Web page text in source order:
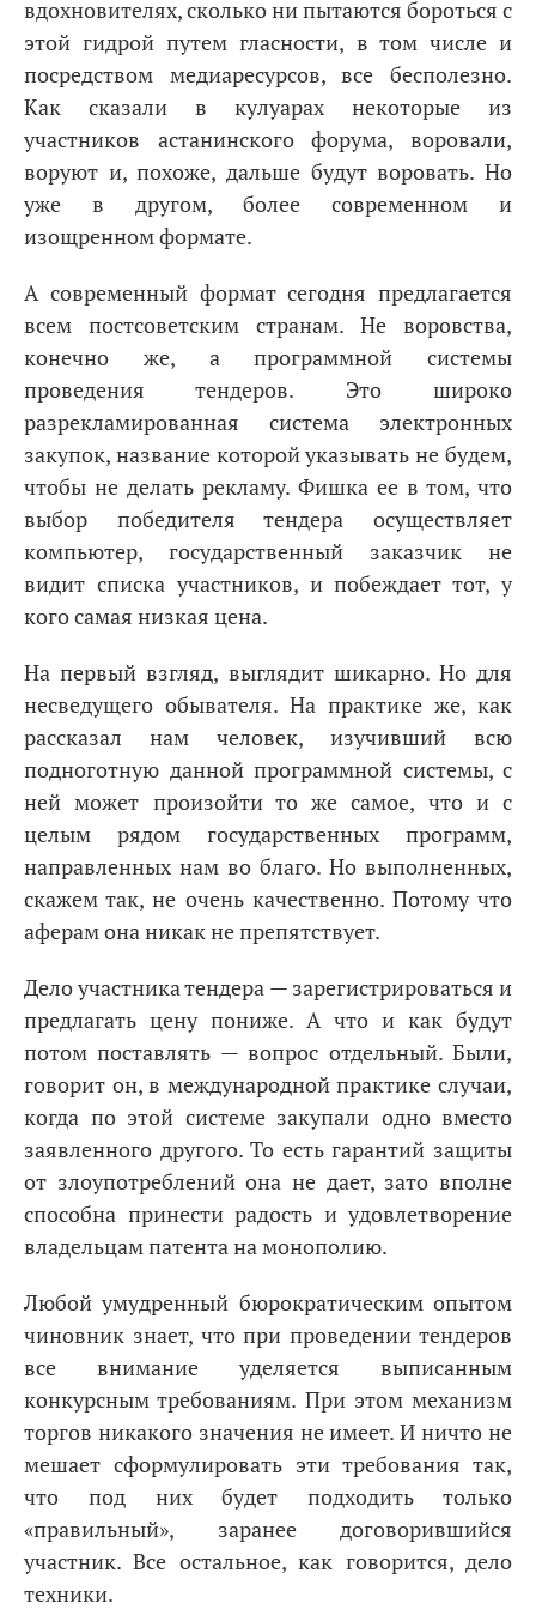
вдохновителях, сколько ни пытаются бороться с
этой гидрой путем гласности, в том числе и
посредством медиаресурсов, все бесполезно.
Как сказали в кулуарах некоторые из
участников астанинского форума, воровали,
воруют и, похоже, дальше будут воровать. Но
уже в другом, более современном и
изощренном формате.
А современный формат сегодня предлагается
всем постсоветским странам. Не воровства,
конечно же, а программной системы
проведения тендеров. Это широко
разрекламированная система электронных
закупок, название которой указывать не будем,
чтобы не делать рекламу. Фишка ее в том, что
выбор победителя тендера осуществляет
компьютер, государственный заказчик не
видит списка участников, и побеждает тот, у
кого самая низкая цена.
На первый взгляд, выглядит шикарно. Но для
несведущего обывателя. На практике же, как
рассказал нам человек, изучивший всю
подноготную данной программной системы, с
ней может произойти то же самое, что и с
целым рядом государственных программ,
направленных нам во благо. Но выполненных,
скажем так, не очень качественно. Потому что
аферам она никак не препятствует.
Дело участника тендера — зарегистрироваться и
предлагать цену пониже. А что и как будут
потом поставлять — вопрос отдельный. Были,
говорит он, в международной практике случаи,
когда по этой системе закупали одно вместо
заявленного другого. То есть гарантий защиты
от злоупотреблений она не дает, зато вполне
способна принести радость и удовлетворение
владельцам патента на монополию.
Любой умудренный бюрократическим опытом
чиновник знает, что при проведении тендеров
все внимание уделяется выписанным
конкурсным требованиям. При этом механизм
торгов никакого значения не имеет. И ничто не
мешает сформулировать эти требования так,
что под них будет подходить только
«правильный», заранее договорившийся
участник. Все остальное, как говорится, дело
техники.